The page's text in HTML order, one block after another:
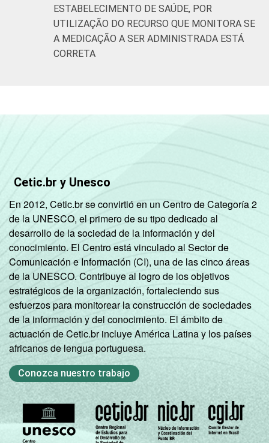
ESTABELECIMENTO DE SAÚDE, POR
UTILIZAÇÃO DO RECURSO QUE MONITORA SE
A MEDICAÇÃO A SER ADMINISTRADA ESTÁ
CORRETA
Cetic.br y Unesco
En 2012, Cetic.br se convirtió en un Centro de Categoría 2
de la UNESCO, el primero de su tipo dedicado al
desarrollo de la sociedad de la información y del
conocimiento. El Centro está vinculado al Sector de
Comunicación e Información (CI), una de las cinco áreas
de la UNESCO. Contribuye al logro de los objetivos
estratégicos de la organización, fortaleciendo sus
esfuerzos para monitorear la construcción de sociedades
de la información y del conocimiento. El ámbito de
actuación de Cetic.br incluye América Latina y los países
africanos de lengua portuguesa.
Conozca nuestro trabajo